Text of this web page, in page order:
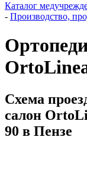
Каталог
- Производство,
Схема
салон
90 в Пензе